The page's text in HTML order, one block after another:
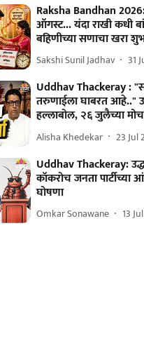
Raksha Bandhan
ऑगस्ट... यंदा राखी कधी
बहिणीच्या सणाचा खरा
Sakshi Sunil Jadhav 31
Uddhav Thackeray :
तरुणाईला घाबरत आहे.."
हल्लाबोल, २६ जुलैच्या
Alisha Khedekar 23 Jul
Uddhav Thackeray:
कॉकरोच जनता पार्टीच्या
घोषणा
Omkar Sonawane 13